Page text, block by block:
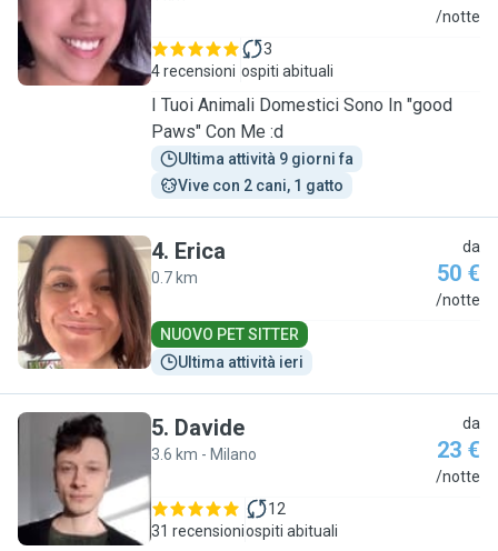
N /notte
4 recensioni
3
ospiti abituali
I Tuoi Animali Domestici Sono In "good
Paws" Con Me :d
Ultima attività 9 giorni fa
Vive con 2 cani, 1 gatto
E
4. Erica
0.7 km
da
50 €
/notte
NUOVO PET SITTER
Ultima attività ieri
D
5. Davide
3.6 km - Milano
da
23 €
/notte
31 recensioni
12
ospiti abituali